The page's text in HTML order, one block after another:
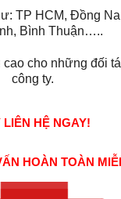
TP HCM, Đồng
Bình Thuận…..
cho những đối
công ty.
LIÊN HỆ NGAY!
HOÀN TOÀN